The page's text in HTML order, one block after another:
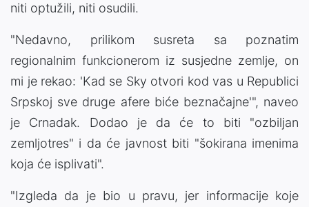
niti optužili, niti osudili.
"Nedavno, prilikom susreta sa poznatim
regionalnim funkcionerom iz susjedne zemlje, on
mi je rekao: 'Kad se Sky otvori kod vas u Republici
Srpskoj sve druge afere biće beznačajne'", naveo
je Crnadak. Dodao je da će to biti "ozbiljan
zemljotres" i da će javnost biti "šokirana imenima
koja će isplivati".
"Izgleda da je bio u pravu, jer informacije koje